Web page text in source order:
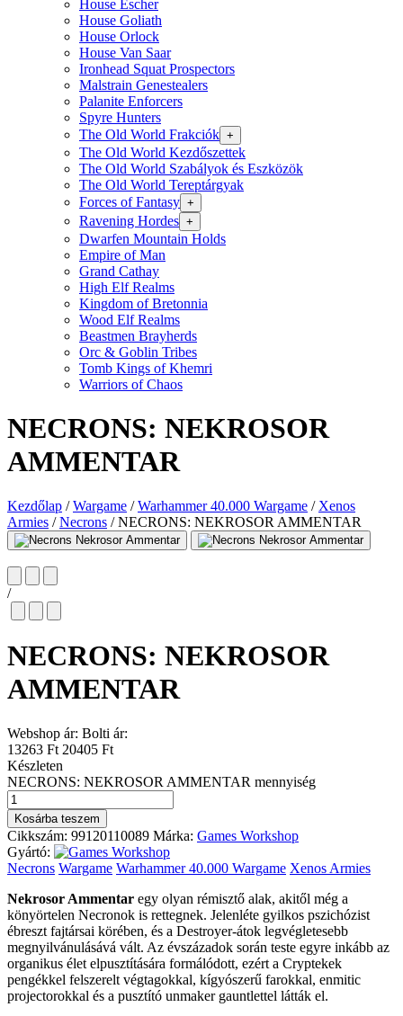
House Escher
House Goliath
House Orlock
House Van Saar
Ironhead Squat Prospectors
Malstrain Genestealers
Palanite Enforcers
Spyre Hunters
The Old World Frakciók +
The Old World Kezdőszettek
The Old World Szabályok és Eszközök
The Old World Tereptárgyak
Forces of Fantasy +
Ravening Hordes +
Dwarfen Mountain Holds
Empire of Man
Grand Cathay
High Elf Realms
Kingdom of Bretonnia
Wood Elf Realms
Beastmen Brayherds
Orc & Goblin Tribes
Tomb Kings of Khemri
Warriors of Chaos
NECRONS: NEKROSOR
AMMENTAR
Kezdőlap / Wargame / Warhammer 40.000 Wargame / Xenos
Armies / Necrons /NECRONS: NEKROSOR AMMENTAR
/
NECRONS: NEKROSOR
AMMENTAR
Webshop ár: Bolti ár:
13263 Ft 20405 Ft
Készleten
NECRONS: NEKROSOR AMMENTAR mennyiség
Kosárba teszem
Cikkszám: 99120110089 Márka: Games Workshop
Gyártó:
Necrons Wargame Warhammer 40.000 Wargame Xenos Armies
Nekrosor Ammentar egy olyan rémisztő alak, akitől még a
könyörtelen Necronok is rettegnek. Jelenléte gyilkos pszichózist
ébreszt fajtársai körében, és a Destroyer-átok legvégletesebb
megnyilvánulásává vált. Az évszázadok során teste egyre inkább az
organikus élet elpusztítására formálódott, ezért a Cryptekek
pengékkel felszerelt végtagokkal, kígyószerű farokkal, enmitic
projectorokkal és a pusztító unmaker gauntlettel látták el.